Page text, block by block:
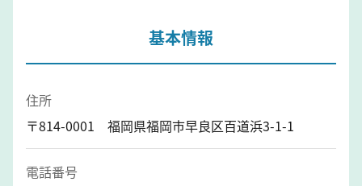
基本情報
住所
〒814-0001 福岡県福岡市早良区百道浜3-1-1
電話番号